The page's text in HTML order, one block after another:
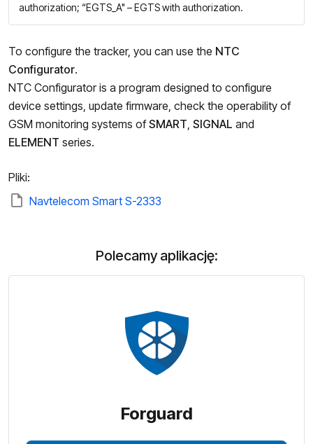
authorization; “EGTS_A" – EGTS with authorization.
To configure the tracker, you can use the NTC
Configurator.
NTC Configurator is a program designed to configure
device settings, update firmware, check the operability of
GSM monitoring systems ofSMART, SIGNAL and
ELEMENT series.
Pliki:
Navtelecom Smart S-2333
Polecamy aplikację:
Forguard